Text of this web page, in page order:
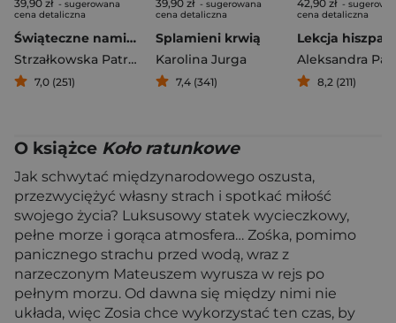
39,90 zł - sugerowana
cena detaliczna
Świąteczne namiętności
Strzałkowska Patryc
7,0 (251)
39,90 zł - sugerowana
cena detaliczna
Splamieni krwią
Karolina Jurga
7,4 (341)
42,90 zł -
cena detaliczna
Aleksandra
8,2 (211)
O książce Koło ratunkowe
Jak schwytać międzynarodowego oszusta,
przezwyciężyć własny strach i spotkać miłość
swojego życia? Luksusowy statek wycieczkowy,
pełne morze i gorąca atmosfera… Zośka, pomimo
panicznego strachu przed wodą, wraz z
narzeczonym Mateuszem wyrusza w rejs po
pełnym morzu. Od dawna się między nimi nie
układa, więc Zosia chce wykorzystać ten czas, by